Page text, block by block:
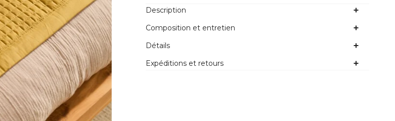
Description
Composition et entretien
Détails
Expéditions et retours